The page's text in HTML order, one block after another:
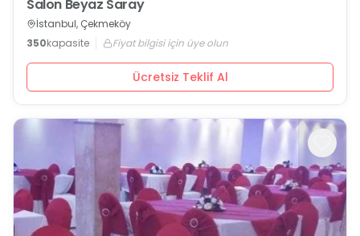
Salon Beyaz Saray
İstanbul, Çekmeköy
350kapasite Fiyat bilgisi için üye olun
Ücretsiz Teklif Al